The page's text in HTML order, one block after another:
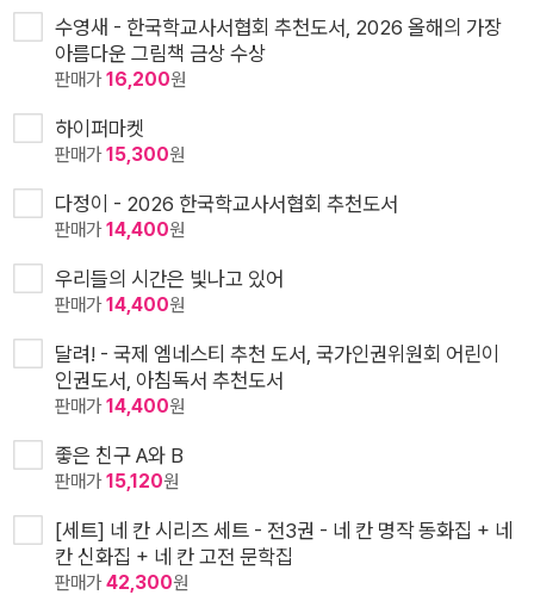
수영새 - 한국학교사서협회 추천도서, 2026 올해의 가장
아름다운 그림책 금상 수상
판매가16,200원
하이퍼마켓
판매가15,300원
다정이 - 2026 한국학교사서협회 추천도서
판매가14,400원
우리들의 시간은 빛나고 있어
판매가14,400원
달려! - 국제 엠네스티 추천 도서, 국가인권위원회 어린이
인권도서, 아침독서 추천도서
판매가14,400원
좋은 친구 A와 B
판매가15,120원
[세트] 네 칸 시리즈 세트 - 전3권 - 네 칸 명작 동화집 + 네
칸 신화집 + 네 칸 고전 문학집
판매가42,300원